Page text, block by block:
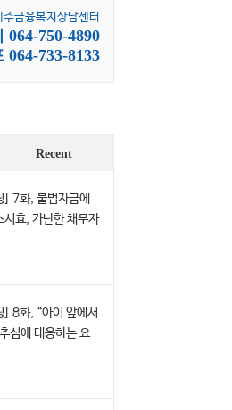
주금융복지상담센터
064-750-4890
064-733-8133
Recent
] 7화, 불법자금에
시효, 가난한 채무자
] 8화, “아이 앞에서
심에 대응하는 요